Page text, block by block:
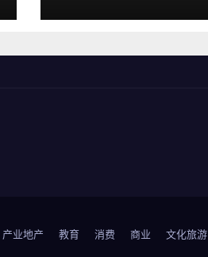
产业地产 教育 消费 商业 文化旅游